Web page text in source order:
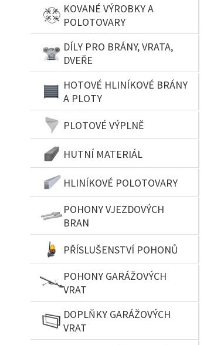
KOVANÉ VÝROBKY A
POLOTOVARY
DÍLY PRO BRÁNY, VRATA,
DVEŘE
HOTOVÉ HLINÍKOVÉ BRÁNY
A PLOTY
PLOTOVÉ VÝPLNĚ
HUTNÍ MATERIÁL
HLINÍKOVÉ POLOTOVARY
POHONY VJEZDOVÝCH
BRAN
PŘÍSLUŠENSTVÍ POHONŮ
POHONY GARÁŽOVÝCH
VRAT
DOPLŇKY GARÁŽOVÝCH
VRAT